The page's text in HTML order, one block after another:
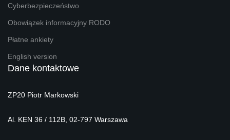
Cyberbezpieczeństwo
Obowiązek informacyjny RODO
Płatne ankiety
English version
Dane kontaktowe
ZP20 Piotr Markowski
Al. KEN 36 / 112B, 02-797 Warszawa